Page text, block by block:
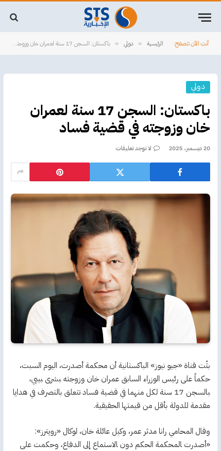
أنت الآن تتصفح: الرئيسية » دولي » باكستان: السجن 17 سنة لعمران خان وزوجته في قضية فساد
دولي
باكستان: السجن 17 سنة لعمران
خان وزوجته في قضية فساد
20 ديسمبر، 2025 لا توجد تعليقات
بثّت قناة «جيو ‌نيوز» ‌الباكستانية ‌أن محكمة ​أصدرت، ‌اليوم السبت،
حكماً على رئيس الوزراء السابق عمران ‌خان وزوجته ‍بشرى ‍بيبي،
‍بالسجن 17 سنة لكل منهما في ​قضية فساد تتعلق بالتصرف في هدايا
مقدمة للدولة بأقل من قيمتها الحقيقية.
وقال المحامي ‌رانا مدثر عمر، وكيل عائلة خان، لوكال «رويترز»:
«أصدرت ‍المحكمة الحكم دون ‍الاستماع إلى الدفاع، وحكمت على